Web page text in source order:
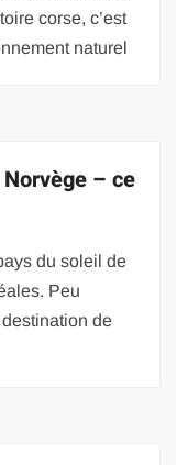
corse, c’est
naturel
– ce
du soleil de
Peu
destination de